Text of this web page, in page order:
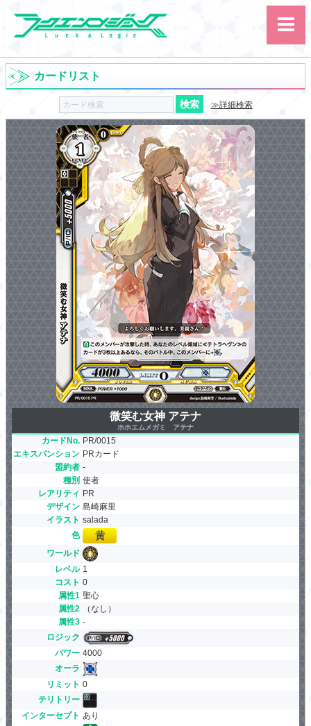
サイト内検索
カード ルール
大会
講習会
その他
カードリスト
≫詳細検索
微笑む女神 アテナ
ホホエムメガミ アテナ
カードNo. PR/0015
エキスパンション PRカード
盟約者 -
種別 使者
レアリティ PR
デザイン 島崎麻里
イラスト salada
色
ワールド
レベル 1
コスト 0
属性1 聖心
属性2
（なし）
属性3 -
ロジック
パワー 4000
オーラ
リミット 0
テリトリー
インターセプト あり